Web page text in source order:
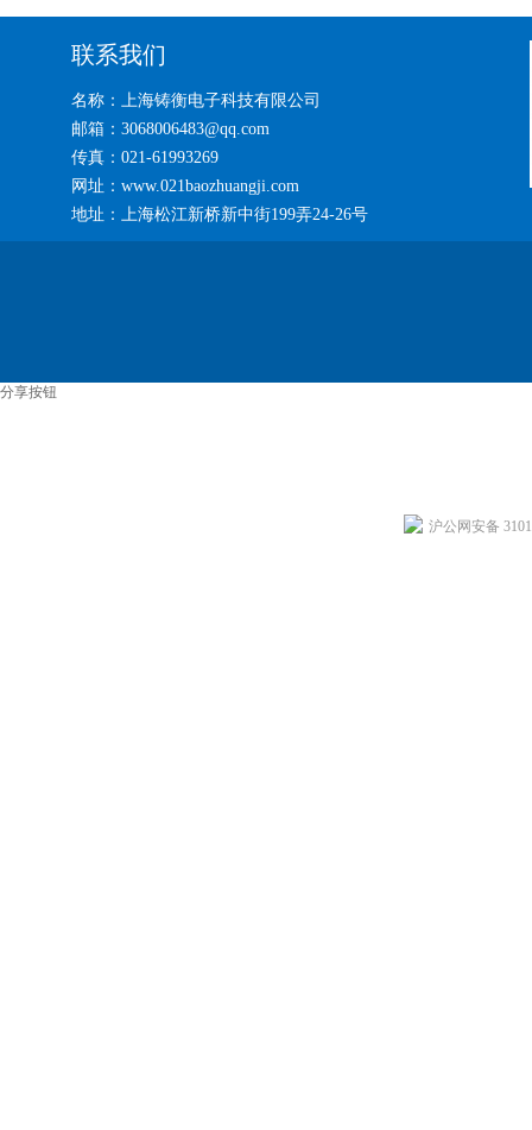
联系我们
名称：上海铸衡电子科技有限公司
邮箱：3068006483@qq.com
传真：021-61993269
网址：www.021baozhuangji.com
地址：上海松江新桥新中街199弄24-26号
分享按钮
沪公网安备